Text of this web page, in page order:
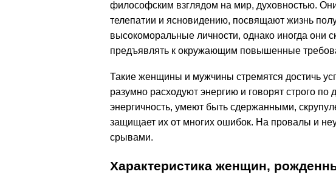
философским взглядом на мир, духовностью.
телепатии и ясновидению, посвящают жизнь
высокоморальные личности, однако иногда они
предъявлять к окружающим повышенные
Такие женщины и мужчины стремятся достичь
разумно расходуют энергию и говорят строго
энергичность, умеют быть сдержанными,
защищает их от многих ошибок. На провалы и
срывами.
Характеристика женщин,